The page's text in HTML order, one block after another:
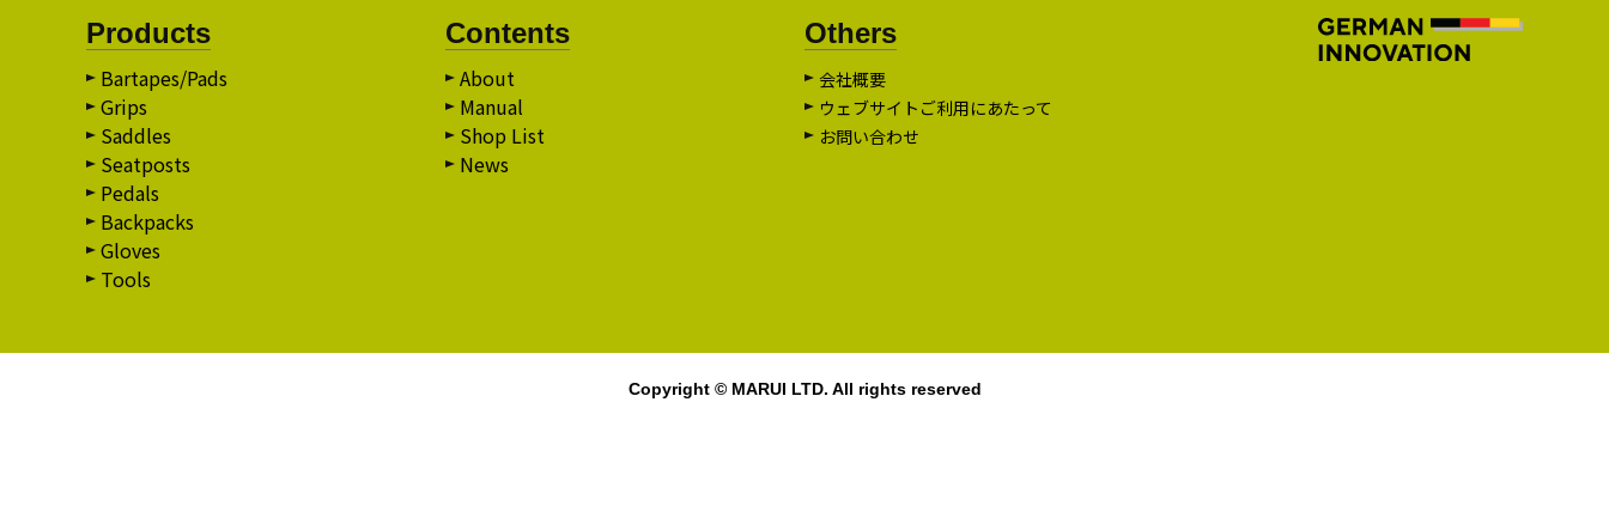
Products
Bartapes/Pads
Grips
Saddles
Seatposts
Pedals
Backpacks
Gloves
Tools
Contents
About
Manual
Shop List
News
Others
会社概要
ウェブサイトご利用にあたって
お問い合わせ
Copyright © MARUI LTD. All rights reserved